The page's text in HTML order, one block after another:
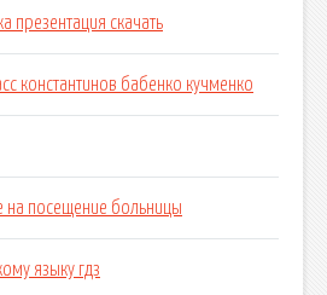
презентация скачать
константинов бабенко кучменко
на посещение больницы
языку гдз